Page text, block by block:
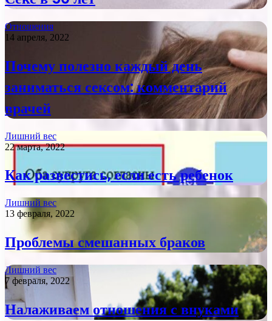
Отношения
14 апреля, 2022
Почему полезно каждый день
заниматься сексом: комментарий
врачей
Лишний вес
22 марта, 2022
Как развестись, если есть ребенок
Лишний вес
13 февраля, 2022
Проблемы смешанных браков
Лишний вес
7 февраля, 2022
Налаживаем отношения с внуками